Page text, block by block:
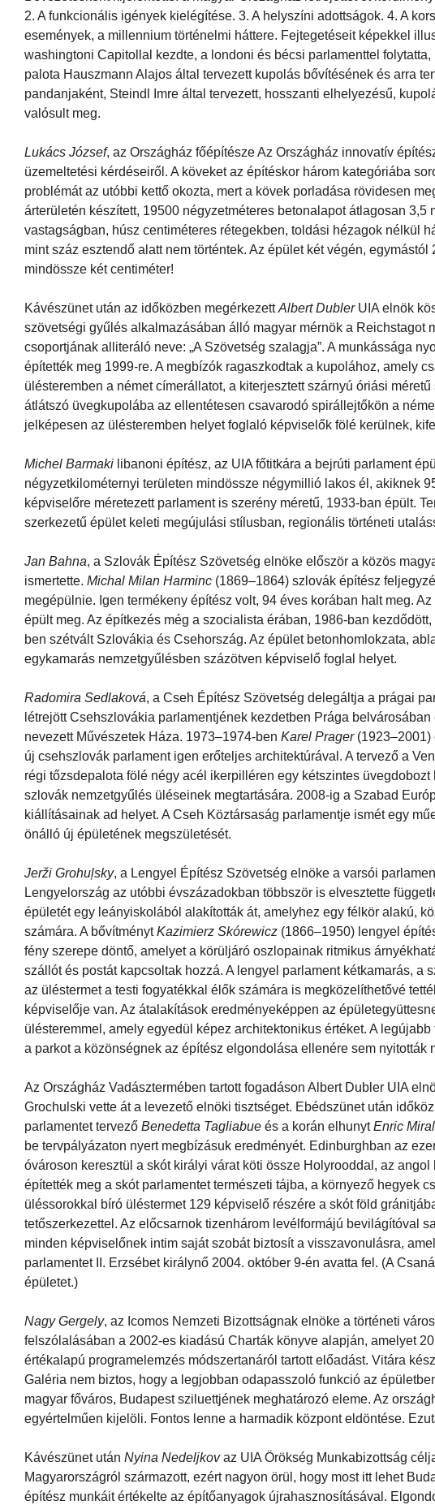
2. A funkcionális igények kielégítése. 3. A helyszíni adottságok. 4. A
események, a millennium történelmi háttere. Fejtegetéseit képekkel
washingtoni Capitollal kezdte, a londoni és bécsi parlamenttel
palota Hauszmann Alajos által tervezett kupolás bővítésének és arra
pandanjaként, Steindl Imre által tervezett, hosszanti elhelyezésű,
valósult meg.
Lukács József, az Országház főépítésze Az Országház innovatív
üzemeltetési kérdéseiről. A köveket az építéskor három kategóriába
problémát az utóbbi kettő okozta, mert a kövek porladása rövidesen
árterületén készített, 19500 négyzetméteres betonalapot átlagosan
vastagságban, húsz centiméteres rétegekben, toldási hézagok nélkül
mint száz esztendő alatt nem történtek. Az épület két végén,
mindössze két centiméter!
Kávészünet után az időközben megérkezettAlbert DublerUIA elnök
szövetségi gyűlés alkalmazásában álló magyar mérnök a Reichstagot
csoportjának alliteráló neve: „A Szövetség szalagja”. A munkássága
építették meg 1999-re. A megbízók ragaszkodtak a kupolához, amely
ülésteremben a német címerállatot, a kiterjesztett szárnyú óriási
átlátszó üvegkupolába az ellentétesen csavarodó spirállejtőkön a
jelképesen az ülésteremben helyet foglaló képviselők fölé kerülnek,
Michel Barmaki libanoni építész, az UIA főtitkára a bejrúti parlament
négyzetkilométernyi területen mindössze négymillió lakos él, akiknek
képviselőre méretezett parlament is szerény méretű, 1933-ban épült.
szerkezetű épület keleti megújulási stílusban, regionális történeti
Jan Bahna, a Szlovák Építész Szövetség elnöke először a közös
ismertette. Michal Milan Harminc (1869–1864) szlovák építész
megépülnie. Igen termékeny építész volt, 94 éves korában halt meg.
épült meg. Az építkezés még a szocialista érában, 1986-ban
ben szétvált Szlovákia és Csehország. Az épület betonhomlokzata,
egykamarás nemzetgyűlésben százötven képviselő foglal helyet.
Radomira Sedlaková, a Cseh Építész Szövetség delegáltja a prágai
létrejött Csehszlovákia parlamentjének kezdetben Prága
nevezett Művészetek Háza. 1973–1974-ben Karel Prager(1923–2001)
új csehszlovák parlament igen erőteljes architektúrával. A tervező a
régi tőzsdepalota fölé négy acél ikerpilléren egy kétszintes
szlovák nemzetgyűlés üléseinek megtartására. 2008-ig a Szabad
kiállításainak ad helyet. A Cseh Köztársaság parlamentje ismét egy
önálló új épületének megszületését.
Jerži Grohuļsky, a Lengyel Építész Szövetség elnöke a varsói
Lengyelország az utóbbi évszázadokban többször is elvesztette
épületét egy leányiskolából alakították át, amelyhez egy félkör alakú,
számára. A bővítménytKazimierz Skórewicz (1866–1950) lengyel
fény szerepe döntő, amelyet a körüljáró oszlopainak ritmikus
szállót és postát kapcsoltak hozzá. A lengyel parlament kétkamarás, a
az üléstermet a testi fogyatékkal élők számára is megközelíthetővé
képviselője van. Az átalakítások eredményeképpen az
ülésteremmel, amely egyedül képez architektonikus értéket. A
a parkot a közönségnek az építész elgondolása ellenére sem nyitották
Az Országház Vadásztermében tartott fogadáson Albert Dubler UIA
Grochulski vette át a levezető elnöki tisztséget. Ebédszünet után
parlamentet tervező Benedetta Tagliabue és a korán elhunytEnric
be tervpályázaton nyert megbízásuk eredményét. Edinburghban az
óvároson keresztül a skót királyi várat köti össze Holyrooddal, az
építették meg a skót parlamentet természeti tájba, a környező hegyek
üléssorokkal bíró üléstermet 129 képviselő részére a skót föld
tetőszerkezettel. Az előcsarnok tizenhárom levélformájú bevilágítóval
minden képviselőnek intim saját szobát biztosít a visszavonulásra,
parlamentet II. Erzsébet királynő 2004. október 9-én avatta fel. (A
épületet.)
Nagy Gergely, az Icomos Nemzeti Bizottságnak elnöke a történeti
felszólalásában a 2002-es kiadású Charták könyve alapján, amelyet
értékalapú programelemzés módszertanáról tartott előadást. Vitára
Galéria nem biztos, hogy a legjobban odapasszoló funkció az
magyar főváros, Budapest sziluettjének meghatározó eleme. Az
egyértelműen kijelöli. Fontos lenne a harmadik központ eldöntése.
Kávészünet után Nyina Nedeljkovaz UIA Örökség Munkabizottság
Magyarországról származott, ezért nagyon örül, hogy most itt lehet
építész munkáit értékelte az építőanyagok újrahasznosításával.